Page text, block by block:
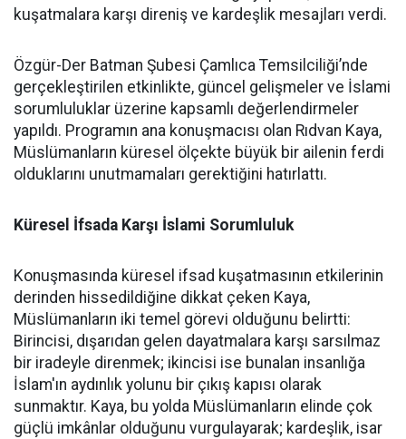
kuşatmalara karşı direniş ve kardeşlik mesajları verdi.
Özgür-Der Batman Şubesi Çamlıca Temsilciliği’nde
gerçekleştirilen etkinlikte, güncel gelişmeler ve İslami
sorumluluklar üzerine kapsamlı değerlendirmeler
yapıldı. Programın ana konuşmacısı olan Rıdvan Kaya,
Müslümanların küresel ölçekte büyük bir ailenin ferdi
olduklarını unutmamaları gerektiğini hatırlattı.
Küresel İfsada Karşı İslami Sorumluluk
Konuşmasında küresel ifsad kuşatmasının etkilerinin
derinden hissedildiğine dikkat çeken Kaya,
Müslümanların iki temel görevi olduğunu belirtti:
Birincisi, dışarıdan gelen dayatmalara karşı sarsılmaz
bir iradeyle direnmek; ikincisi ise bunalan insanlığa
İslam'ın aydınlık yolunu bir çıkış kapısı olarak
sunmaktır. Kaya, bu yolda Müslümanların elinde çok
güçlü imkânlar olduğunu vurgulayarak; kardeşlik, isar